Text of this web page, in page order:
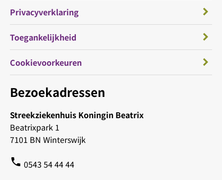
Bezoekadressen
Streekziekenhuis Koningin Beatrix
Beatrixpark 1
7101 BN Winterswijk
phone 0543 54 44 44
Privacyverklaring
Toegankelijkheid
Cookievoorkeuren